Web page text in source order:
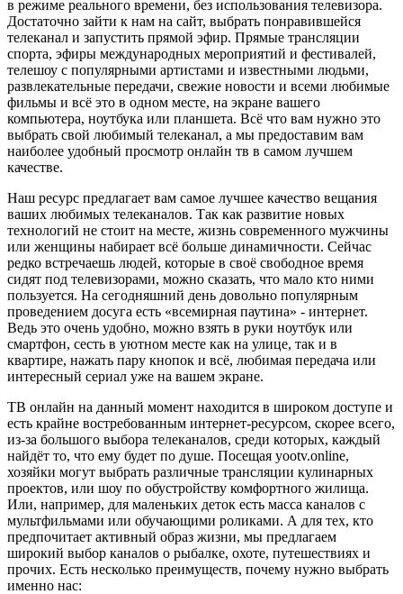
в режиме реального времени, без использования телевизора.
Достаточно зайти к нам на сайт, выбрать понравившейся
телеканал и запустить прямой эфир. Прямые трансляции
спорта, эфиры международных мероприятий и фестивалей,
телешоу с популярными артистами и известными людьми,
развлекательные передачи, свежие новости и всеми любимые
фильмы и всё это в одном месте, на экране вашего
компьютера, ноутбука или планшета. Всё что вам нужно это
выбрать свой любимый телеканал, а мы предоставим вам
наиболее удобный просмотр онлайн тв в самом лучшем
качестве.
Наш ресурс предлагает вам самое лучшее качество вещания
ваших любимых телеканалов. Так как развитие новых
технологий не стоит на месте, жизнь современного мужчины
или женщины набирает всё больше динамичности. Сейчас
редко встречаешь людей, которые в своё свободное время
сидят под телевизорами, можно сказать, что мало кто ними
пользуется. На сегодняшний день довольно популярным
проведением досуга есть «всемирная паутина» - интернет.
Ведь это очень удобно, можно взять в руки ноутбук или
смартфон, сесть в уютном месте как на улице, так и в
квартире, нажать пару кнопок и всё, любимая передача или
интересный сериал уже на вашем экране.
ТВ онлайн на данный момент находится в широком доступе и
есть крайне востребованным интернет-ресурсом, скорее всего,
из-за большого выбора телеканалов, среди которых, каждый
найдёт то, что ему будет по душе. Посещая yootv.online,
хозяйки могут выбрать различные трансляции кулинарных
проектов, или шоу по обустройству комфортного жилища.
Или, например, для маленьких деток есть масса каналов с
мультфильмами или обучающими роликами. А для тех, кто
предпочитает активный образ жизни, мы предлагаем
широкий выбор каналов о рыбалке, охоте, путешествиях и
прочих. Есть несколько преимуществ, почему нужно выбрать
именно нас: